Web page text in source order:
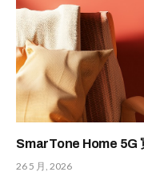
SmarTone Home 5G
26 5 月, 2026